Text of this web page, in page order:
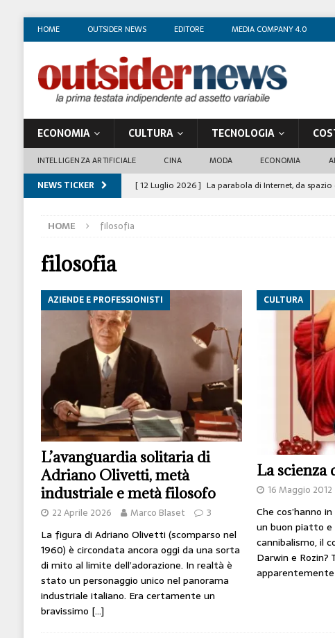
HOME OUTSIDER NEWS EDITORE MEDIA COMPANY 4.0
ECONOMIA CULTURA TECNOLOGIA
INTELLIGENZA ARTIFICIALE CINA MODA ECONOMIA
NEWS TICKER [ 12 Luglio 2026 ] La parabola di Internet, da
Fabio Di Venosa: “L’infedeltà
ECONOMIA
[ 14 Giugno 2026 ] Il potere oggi è nel codice:
HI-TECH
[ 7 Febbraio 2020 ]
Nato con l’Austria-Ungheria
viveva nel futuro
HOME filosofia
filosofia
AZIENDE E PROFESSIONISTI
L’avanguardia solitaria di
Adriano Olivetti, metà
industriale e metà filosofo
22 Aprile 2026 Marco Blaset 3
La figura di Adriano Olivetti (scomparso nel
1960) è circondata ancora oggi da una sorta
di mito al limite dell’adorazione. In realtà è
stato un personaggio unico nel panorama
industriale italiano. Era certamente un
bravissimo […]
CULTURA
La scienza
16 Maggio 2012
Che cos’hanno
un buon piatto e
cannibalismo, il
Darwin e